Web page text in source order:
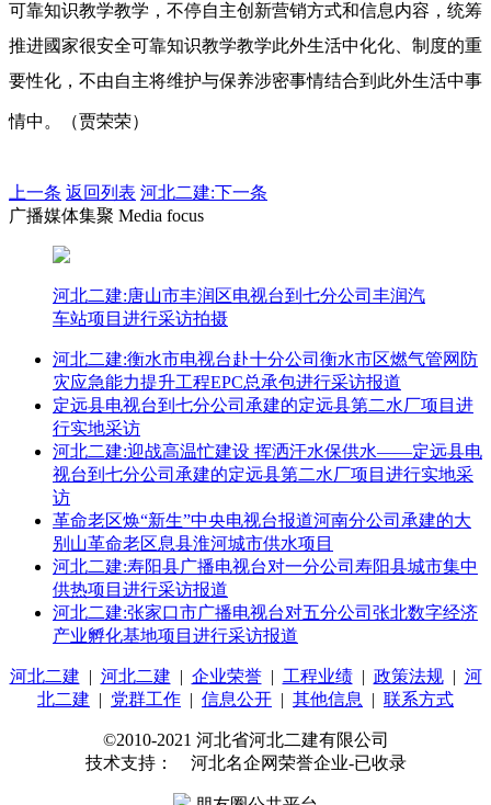
可靠知识教学教学，不停自主创新营销方式和信息内容，统筹
推进國家很安全可靠知识教学教学此外生活中化化、制度的重
要性化，不由自主将维护与保养涉密事情结合到此外生活中事
情中。（贾荣荣）
上一条 返回列表 河北二建:下一条
广播媒体集聚 Media focus
河北二建:唐山市丰润区电视台到七分公司丰润汽
车站项目进行采访拍摄
河北二建:衡水市电视台赴十分公司衡水市区燃气管网防
灾应急能力提升工程EPC总承包进行采访报道
定远县电视台到七分公司承建的定远县第二水厂项目进
行实地采访
河北二建:迎战高温忙建设 挥洒汗水保供水——定远县电
视台到七分公司承建的定远县第二水厂项目进行实地采
访
革命老区焕“新生”中央电视台报道河南分公司承建的大
别山革命老区息县淮河城市供水项目
河北二建:寿阳县广播电视台对一分公司寿阳县城市集中
供热项目进行采访报道
河北二建:张家口市广播电视台对五分公司张北数字经济
产业孵化基地项目进行采访报道
河北二建 | 河北二建 | 企业荣誉| 工程业绩| 政策法规| 河
北二建 | 党群工作 | 信息公开 | 其他信息 | 联系方式
©2010-2021 河北省河北二建有限公司
技术支持： 河北名企网荣誉企业-已收录